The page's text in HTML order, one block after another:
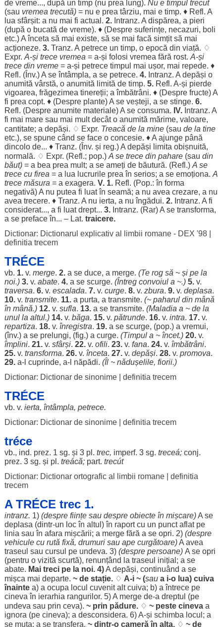
de vreme..., după un timp(nu prea lung). Nu e timpul trecut
(sau vremea trecută)= nu e prea târziu, mai e timp. ♦ Refl. A
lua sfârșit: a nu mai fi actual . 2.Intranz. A dispărea, a pieri
(după o bucată de vreme). ♦ (Despre suferințe, necazuri, boli
etc.) Aînceta să mai existe, să se mai facă simțitsă mai
acționeze. 3.Tranz. A petreceun timp, o epocă din viață. ♢
Expr. A-și trece vremea = a-și folosi vremea fără rost. A-și
trecedin vreme= a-și petrece timpul mai ușor, mai repede. ♦
Refl. (Înv.) A seîntâmpla, a se petrece. 4.Intranz. A depăși o
anumită vârstă, o anumită limită de timp. 5.Refl. A-și pierde
vigoarea, frăgezimea tinereții; aîmbătrâni. ♦ (Despre fructe) A
fi prea copt. ♦ (Despre plante) A se veșteji, a se stinge. 6.
Refl. (Despre anumite materiale) A se consuma. IV.Intranz. A
fi mai maresau mai mult decâto anumită mărime, valoare,
cantitate; a depăși. ♢ Expr. Treacă de la mine(sau de la tine
etc.), se spune când se faceo concesie. ♦ A ajungepână
dincolode... ♦ Tranz. (Înv. și reg.) A depăși limita obișnuită,
normală. ♢ Expr. (Refl.; pop.) A se trecedin pahare(sau din
băut)= a bea prea mult; a se ameți de băutură. (Refl.) A se
trececu firea = a lua lucrurile prea în serios; a se emoționa. A
trece măsura = a exagera. V. 1.Refl. (Pop.: în forma
negativă) A nu putea fi luatîn seamă; a nu avea crezare, a nu
avea trecere. ♦ Tranz. A nu ierta, a nuîngădui. 2.Intranz. A fi
considerat..., a fi luat drept... 3.Intranz. (Rar) A se transforma,
a se prefaceîn... – Lat. traicere.
Dictionar: Dictionarul explicativ al limbii romane - DEX '98|
definitia trecem
TRÉCE
vb. 1.v. merge. 2.a se duce, a merge. (Te rogsă ~ și pe la
noi.) 3.v. abate. 4.a se scurge. (Întreg convoiula ~.) 5.v.
traversa. 6.v. escalada. 7.v. curge. 8.v. zbura. 9.v. deplasa.
10.v. transmite. 11.a purta, a transmite. (~ paharuldin mână
în mână.) 12.v. sufla. 13.a se transmite. (Maladia a ~ de la
unulla altul.) 14.v. băga. 15.v. pătrunde. 16.v. intra. 17.v.
repartiza. 18.v. înregistra. 19.a se scurge, (pop.) a vremui,
(înv.) a se prelungi, (fig.) a curge. (Timpula ~ încet.) 20.v.
împlini. 21.v. sfârși. 22.v. ofili. 23.v. fana. 24.v. îmbătrâni.
25.v. transforma. 26.v. înceta. 27.v. depăși. 28.v. promova.
29.a-l cuprinde, a-l năpădi. (Îl~ nădușelile, fiorii.)
Dictionar: Dictionar de sinonime| definitia trecem
TRÉCE
vb. v. ierta, întâmpla, petrece.
Dictionar: Dictionar de sinonime| definitia trecem
tréce
vb., ind. prez. 1 sg. și 3 pl. trec, imperf. 3 sg. treceá;conj.
prez. 3 sg. și pl. treácă; part. trecút
Dictionar: Dictionar ortografic al limbii romane| definitia
trecem
A TRÉCE trec 1.
intranz. 1) (despre ființesau despre obiecteîn mișcare)A se
deplasa (dintr-un locîn altul ) în raportcu un punct aflatpe
linia sau în afara mișcării; a merge fără a se opri. 2) (despre
vehiculecu rută fixă, drumurisau ape curgătoare)A avea
traseul sau cursul pe undeva. 3) (despre persoane) A se opri
(pentru o vizită scurtă), renunțând la traseul inițial ; a se
abate. Mai trecipe la noi. 4)A depăși, continuând a se
mișca mai departe. ~ de stație.♢ A-i ~ (saua i-o lua) cuiva
înaintea) a ocupa locul cuvenit altcuiva; b) aîntrecepe
cineva în ierarhia rangurilor. 5) A mergede-a dreptul (pe
undeva sau prin ceva). ~ prin pădure.♢ ~ pestecinevaa
ignora (pe cineva); a desconsidera. 6) A-și schimba locul ; a
se muta; a se transfera. ~ dintr-o camerăîn alta.♢ ~ de